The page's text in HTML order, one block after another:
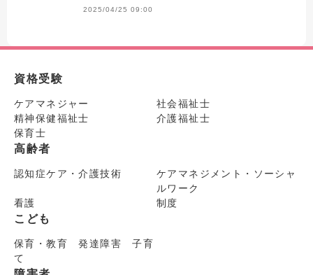
2025/04/25 09:00
資格受験
ケアマネジャー
社会福祉士
精神保健福祉士
介護福祉士
保育士
高齢者
認知症ケア・介護技術
ケアマネジメント・ソーシャ
ルワーク
看護
制度
こども
保育・教育 発達障害 子育
て